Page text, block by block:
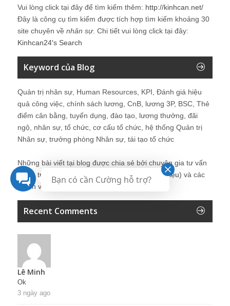
Vui lòng click tại đây để tìm kiếm thêm: http://kinhcan.net/
Đây là công cụ tìm kiếm được tích hợp tìm kiếm khoảng 30
site chuyên về nhân sự. Chi tiết vui lòng click tại đây:
Kinhcan24′s Search
Keyword của Blog
Quản trị nhân sự, Human Resources, KPI, Đánh giá hiệu
quả công việc, chính sách lương, CnB, lương 3P, BSC, Thẻ
điểm cân bằng, tuyển dụng, đào tạo, lương thưởng, đãi
ngộ, nhân sự, tổ chức, cơ cấu tổ chức, hệ thống Quản trị
Nhân sự, trưởng phòng Nhân sự, tái tạo tổ chức
Những bài viết tại blog được chia sẻ bởi chuyên gia tư vấn
Quản trị Nhân sự Nguyễn Hùng Cường (
giới thiệu) và các
thành viên khác trong cộng đồng Nhân sự.
Recent Comments
Lê Minh
Ok
3 ngày ago
Bạn có cần Cường hỗ trợ?